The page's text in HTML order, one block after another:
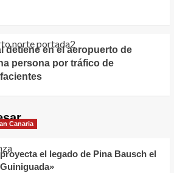
detiene en el aeropuerto de
persona por tráfico de
Canaria
el legado de Pina Bausch el